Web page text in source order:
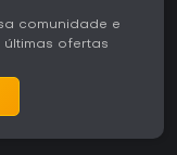
comunidade e
ofertas